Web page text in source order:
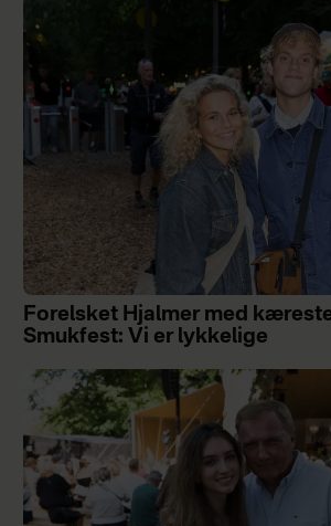
Forelsket Hjalmer med
Smukfest: Vi er lykkelige